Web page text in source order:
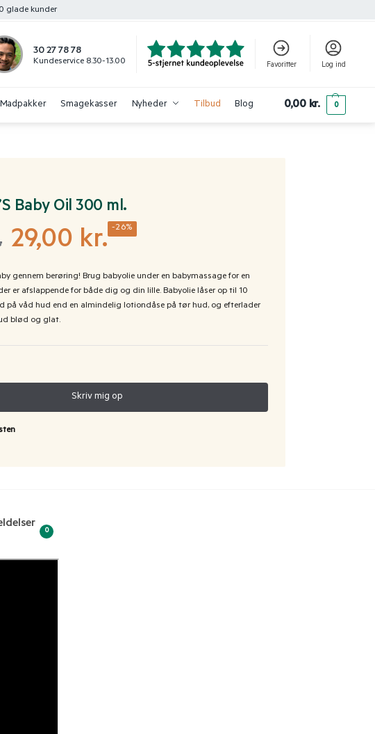
glade kunder
30 27 78 78
Kundeservice 8.30-13.00 Favoritter Log ind
Madpakker Smagekasser Nyheder Tilbud Blog 0,00 kr. 0
Baby Oil 300 ml.
29,00 kr. -26%
gennem berøring! Brug babyolie under en babymassage for en
er afslappende for både dig og din lille. Babyolie låser op til 10
på våd hud end en almindelig lotiondåse på tør hud, og efterlader
blød og glat.
0